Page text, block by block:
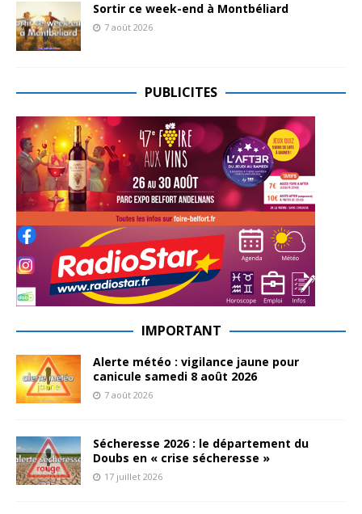
Sortir ce week-end à Montbéliard
7 août 2026
PUBLICITES
IMPORTANT
Alerte météo : vigilance jaune pour
canicule samedi 8 août 2026
7 août 2026
Sécheresse 2026 : le département du
Doubs en « crise sécheresse »
17 juillet 2026